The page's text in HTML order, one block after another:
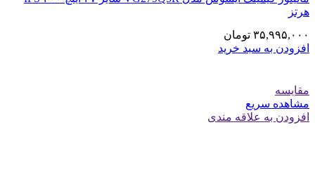
هرتز
۳۵,۹۹۵,۰۰۰ تومان
افزودن به سبد خرید
مقایسه
مشاهده سریع
افزودن به علاقه مندی